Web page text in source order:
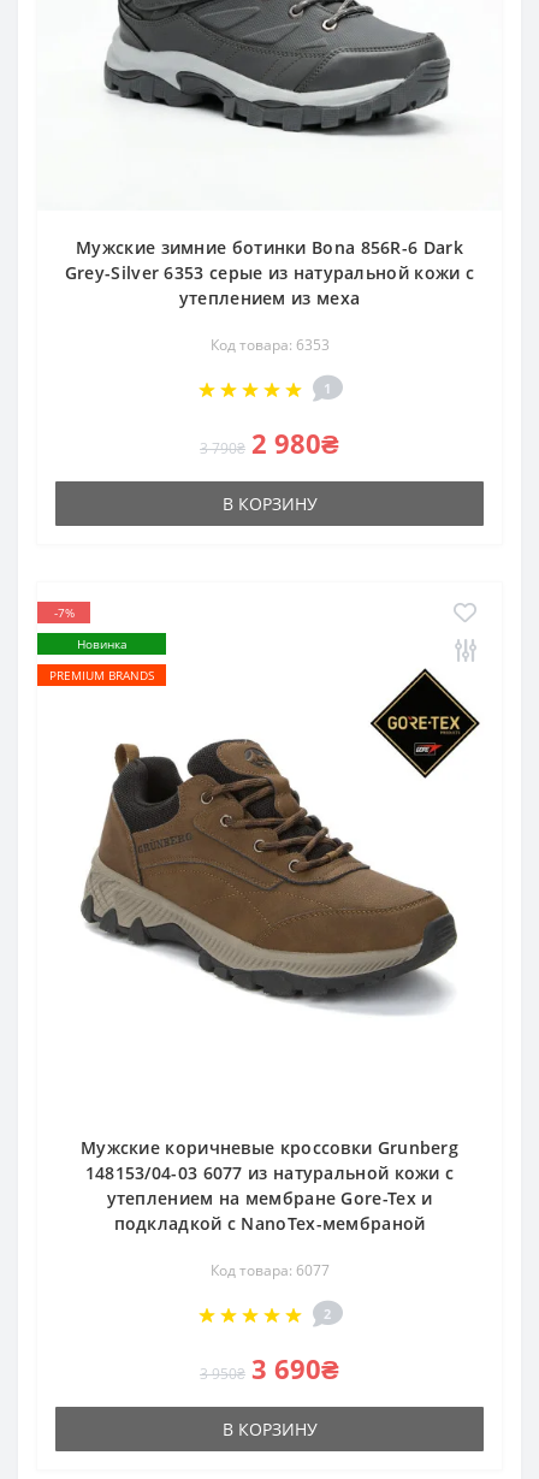
Мужские зимние ботинки Bona 856R-6 Dark
Grey-Silver 6353 серые из натуральной кожи с
утеплением из меха
Код товара: 6353
1
3 790₴ 2 980₴
В КОРЗИНУ
-7%
Новинка
PREMIUM BRANDS
Мужские коричневые кроссовки Grunberg
148153/04-03 6077 из натуральной кожи с
утеплением на мембране Gore-Tex и
подкладкой с NanoTex-мембраной
Код товара: 6077
2
3 950₴ 3 690₴
В КОРЗИНУ